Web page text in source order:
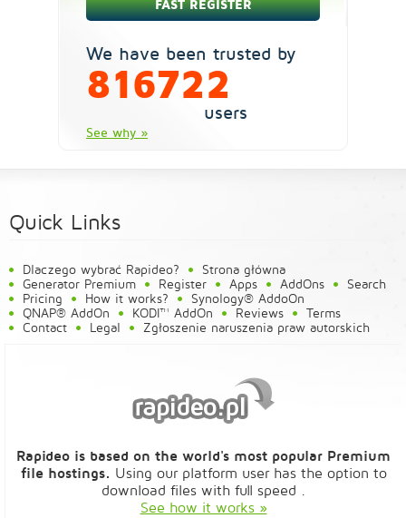
We have been trusted by
816722
users
See why »
Quick Links
Dlaczego wybrać Rapideo?
Strona główna
Generator Premium
Register Apps AddOns
Search
Pricing
How it works?
Synology® AddoOn
QNAP® AddOn
KODI™ AddOn Reviews
Terms
Contact
Legal Zgłoszenie naruszenia praw autorskich
Rapideo is based on the world's most popular Premium
file hostings. Using our platform user has the option to
download files with full speed .
See how it works »